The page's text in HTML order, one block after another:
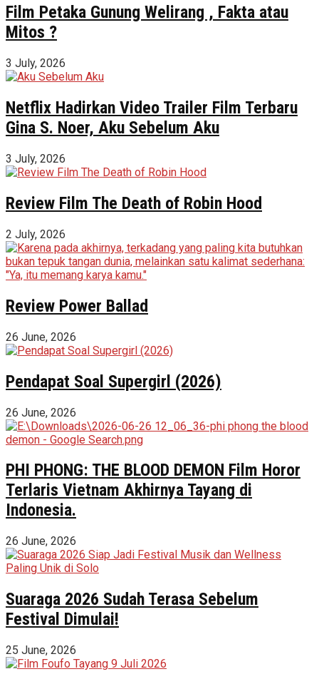
Film Petaka Gunung Welirang , Fakta atau
Mitos ?
3 July, 2026
Netflix Hadirkan Video Trailer Film Terbaru
Gina S. Noer, Aku Sebelum Aku
3 July, 2026
Review Film The Death of Robin Hood
2 July, 2026
Review Power Ballad
26 June, 2026
Pendapat Soal Supergirl (2026)
26 June, 2026
PHI PHONG: THE BLOOD DEMON Film Horor
Terlaris Vietnam Akhirnya Tayang di
Indonesia.
26 June, 2026
Suaraga 2026 Sudah Terasa Sebelum
Festival Dimulai!
25 June, 2026